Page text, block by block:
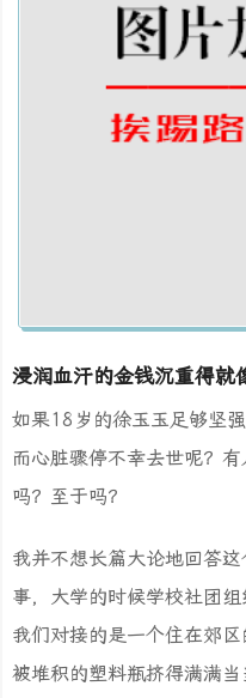
浸润血汗的金钱沉重得就
如果18岁的徐玉玉足够坚
而心脏骤停不幸去世呢？
吗？至于吗？
我并不想长篇大论地回答
事，大学的时候学校社团
我们对接的是一个住在郊
被堆积的塑料瓶挤得满满